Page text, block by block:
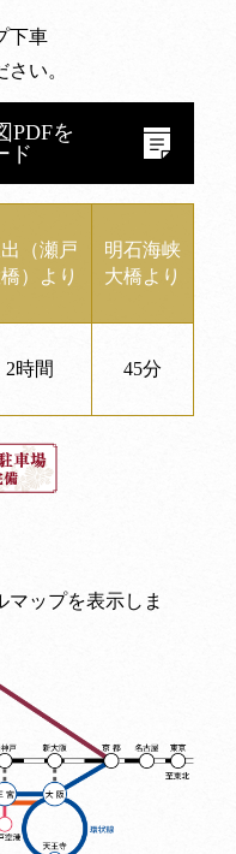
下車
い。
PDFを
ド
（瀬戸
）より
明石海峡
大橋より
2時間 45分
ップを表示しま